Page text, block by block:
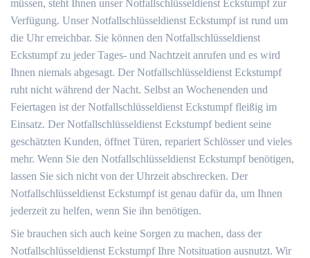
müssen, steht Ihnen unser Notfallschlüsseldienst Eckstumpf zur
Verfügung. Unser Notfallschlüsseldienst Eckstumpf ist rund um
die Uhr erreichbar. Sie können den Notfallschlüsseldienst
Eckstumpf zu jeder Tages- und Nachtzeit anrufen und es wird
Ihnen niemals abgesagt. Der Notfallschlüsseldienst Eckstumpf
ruht nicht während der Nacht. Selbst an Wochenenden und
Feiertagen ist der Notfallschlüsseldienst Eckstumpf fleißig im
Einsatz. Der Notfallschlüsseldienst Eckstumpf bedient seine
geschätzten Kunden, öffnet Türen, repariert Schlösser und vieles
mehr. Wenn Sie den Notfallschlüsseldienst Eckstumpf benötigen,
lassen Sie sich nicht von der Uhrzeit abschrecken. Der
Notfallschlüsseldienst Eckstumpf ist genau dafür da, um Ihnen
jederzeit zu helfen, wenn Sie ihn benötigen.
Sie brauchen sich auch keine Sorgen zu machen, dass der
Notfallschlüsseldienst Eckstumpf Ihre Notsituation ausnutzt. Wir